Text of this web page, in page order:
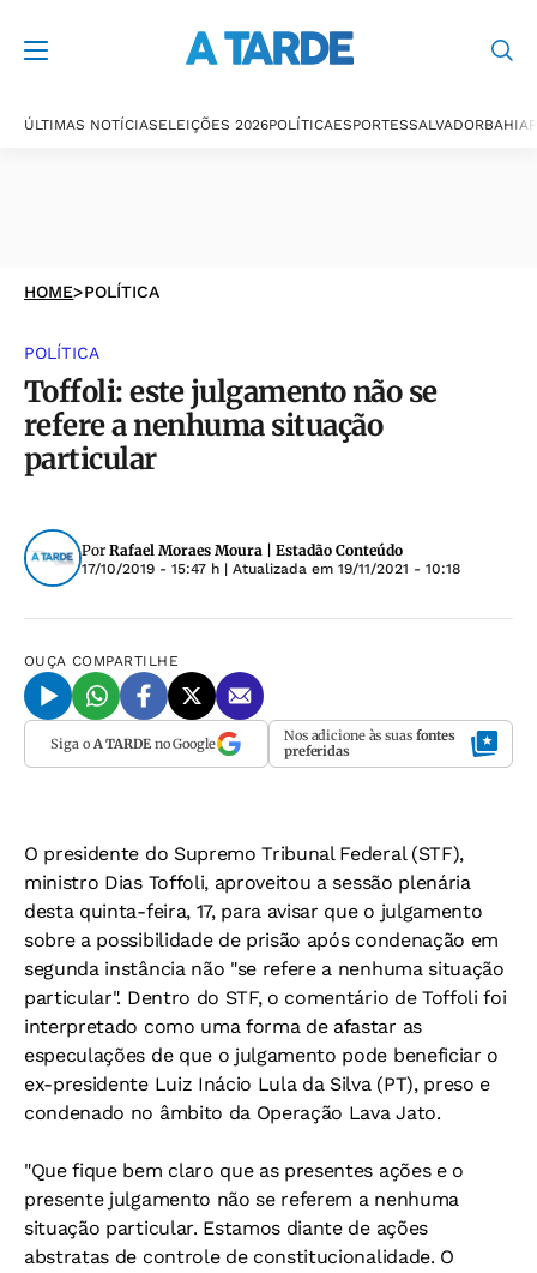
ÚLTIMAS NOTÍCIASELEIÇÕES 2026POLÍTICAESPORTESSALVADORBAHIA
HOME>POLÍTICA
POLÍTICA
Toffoli: este julgamento não se
refere a nenhuma situação
particular
Por Rafael Moraes Moura | Estadão Conteúdo
17/10/2019 - 15:47 h | Atualizada em 19/11/2021 - 10:18
OUÇA COMPARTILHE
Siga o A TARDEno Google Nos adicione às suas fontes
preferidas
O presidente do Supremo Tribunal Federal (STF),
ministro Dias Toffoli, aproveitou a sessão plenária
desta quinta-feira, 17, para avisar que o julgamento
sobre a possibilidade de prisão após condenação em
segunda instância não "se refere a nenhuma situação
particular". Dentro do STF, o comentário de Toffoli foi
interpretado como uma forma de afastar as
especulações de que o julgamento pode beneficiar o
ex-presidente Luiz Inácio Lula da Silva (PT), preso e
condenado no âmbito da Operação Lava Jato.
"Que fique bem claro que as presentes ações e o
presente julgamento não se referem a nenhuma
situação particular. Estamos diante de ações
abstratas de controle de constitucionalidade. O